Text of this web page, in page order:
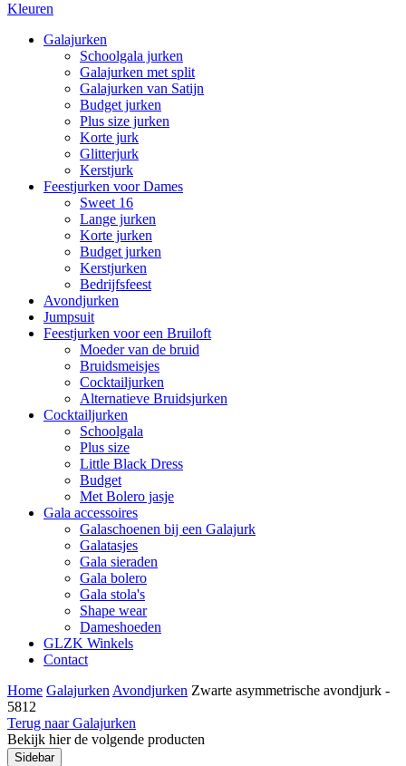
Kleuren
Galajurken
Schoolgala jurken
Galajurken met split
Galajurken van Satijn
Budget jurken
Plus size jurken
Korte jurk
Glitterjurk
Kerstjurk
Feestjurken voor Dames
Sweet 16
Lange jurken
Korte jurken
Budget jurken
Kerstjurken
Bedrijfsfeest
Avondjurken
Jumpsuit
Feestjurken voor een Bruiloft
Moeder van de bruid
Bruidsmeisjes
Cocktailjurken
Alternatieve Bruidsjurken
Cocktailjurken
Schoolgala
Plus size
Little Black Dress
Budget
Met Bolero jasje
Gala accessoires
Galaschoenen bij een Galajurk
Galatasjes
Gala sieraden
Gala bolero
Gala stola's
Shape wear
Dameshoeden
GLZK Winkels
Contact
Home Galajurken Avondjurken Zwarte asymmetrische avondjurk -
5812
Terug naar Galajurken
Bekijk hier de volgende producten
Sidebar